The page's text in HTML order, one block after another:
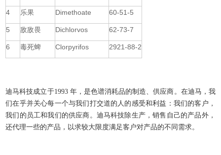
4 乐果 Dimethoate 60-51-5
5 敌敌畏 Dichlorvos 62-73-7
6 毒死蜱 Clorpyrifos 2921-88-2
迪马科技成立于1993 年，是色谱消耗品的制造、供应商。 在迪马，我
们在乎并关心每一个与我们打交道的人的感受和利益：我们的客户，
我们的员工和我们的供应商。 迪马科技除生产，销售自己的产品外，
还代理一些的产品，以求较大限度满足客户对产品的不同需求。